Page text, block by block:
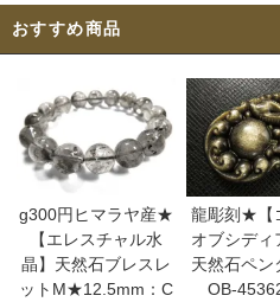
おすすめ商品
g300円ヒマラヤ産★
【エレスチャル水
晶】天然石ブレスレ
ットM★12.5mm：C
龍彫刻★【
オブシデ
天然石ペン
OB-